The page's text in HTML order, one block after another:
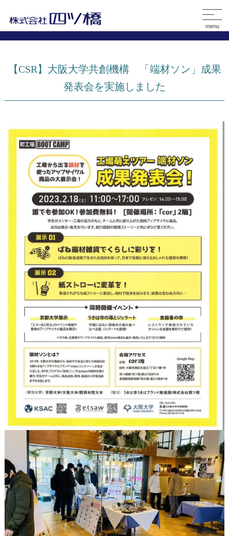
menu
【CSR】大阪大学共創機構 「端材ソン」成果
発表会を実施しました